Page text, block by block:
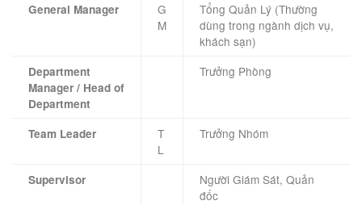
General Manager
G
M
Tổng Quản Lý (Thường
dùng trong ngành dịch vụ,
khách sạn)
Department
Manager / Head of
Department
Trưởng Phòng
Team Leader
T
L
Trưởng Nhóm
Supervisor
Người Giám Sát, Quản
đốc